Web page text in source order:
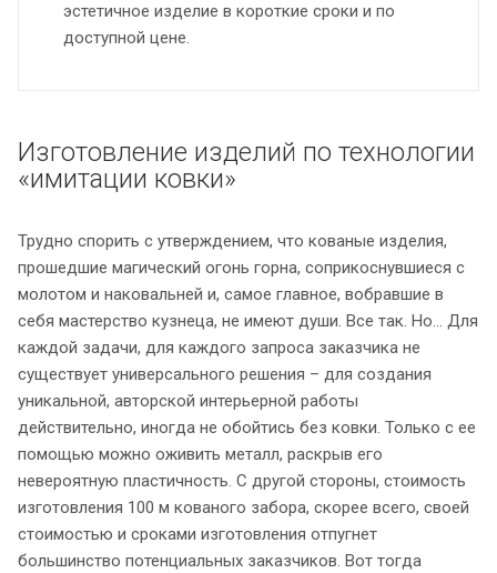
эстетичное изделие в короткие сроки и по
доступной цене.
Изготовление изделий по технологии
«имитации ковки»
Трудно спорить с утверждением, что кованые изделия,
прошедшие магический огонь горна, соприкоснувшиеся с
молотом и наковальней и, самое главное, вобравшие в
себя мастерство кузнеца, не имеют души. Все так. Но… Для
каждой задачи, для каждого запроса заказчика не
существует универсального решения – для создания
уникальной, авторской интерьерной работы
действительно, иногда не обойтись без ковки. Только с ее
помощью можно оживить металл, раскрыв его
невероятную пластичность. С другой стороны, стоимость
изготовления 100 м кованого забора, скорее всего, своей
стоимостью и сроками изготовления отпугнет
большинство потенциальных заказчиков. Вот тогда